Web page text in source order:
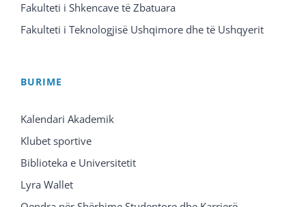
Fakulteti i Shkencave të Zbatuara
Fakulteti i Teknologjisë Ushqimore dhe të Ushqyerit
BURIME
Kalendari Akademik
Klubet sportive
Biblioteka e Universitetit
Lyra Wallet